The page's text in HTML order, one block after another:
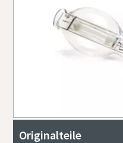
Originalteile